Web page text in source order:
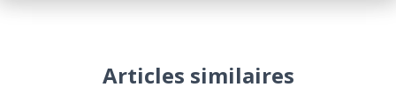
Articles similaires